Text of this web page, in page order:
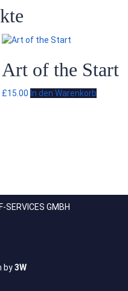
Art of the Start
£15.00 In den Warenkorb
GMBH
by3W